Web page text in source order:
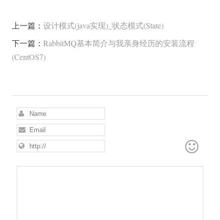
上一篇： 设计模式(java实现)_状态模式(State)
下一篇： RabbitMQ基本简介与我亲身经历的安装流程
(CentOS7)